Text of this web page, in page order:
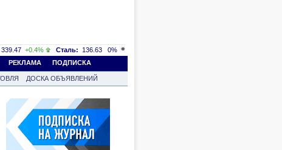
339.47 +0.4% Сталь: 136.63
0%
РЕКЛАМА ПОДПИСКА
ДОСКА ОБЪЯВЛЕНИЙ